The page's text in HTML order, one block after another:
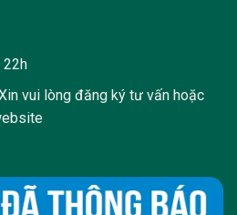
22h
vui lòng đăng ký tư vấn hoặc